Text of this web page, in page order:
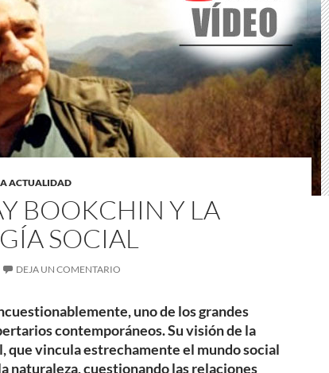
ACTUALIDAD
BOOKCHIN Y LA
SOCIAL
DEJA UN COMENTARIO
uno de los grandes
contemporáneos. Su visión de la
que vincula estrechamente el mundo social
naturaleza, cuestionando las relaciones